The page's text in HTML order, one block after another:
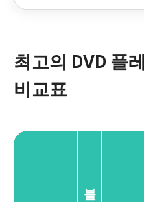
최고의 DVD 플
비교표
블